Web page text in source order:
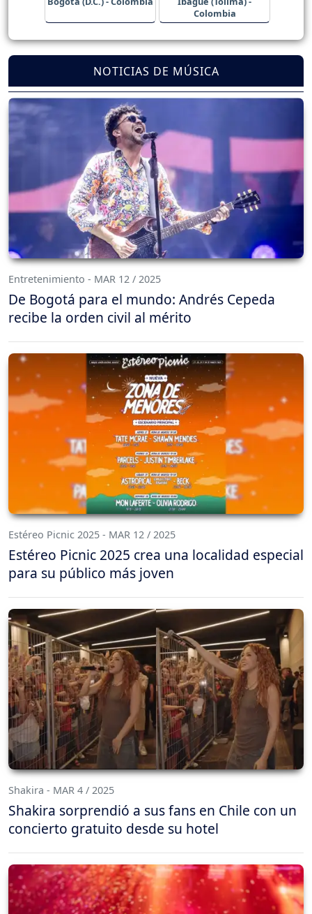
Colombia
NOTICIAS DE MÚSICA
Entretenimiento - MAR 12 / 2025
De Bogotá para el mundo: Andrés Cepeda
recibe la orden civil al mérito
Estéreo Picnic 2025 - MAR 12 / 2025
Estéreo Picnic 2025 crea una localidad especial
para su público más joven
Shakira - MAR 4 / 2025
Shakira sorprendió a sus fans en Chile con un
concierto gratuito desde su hotel